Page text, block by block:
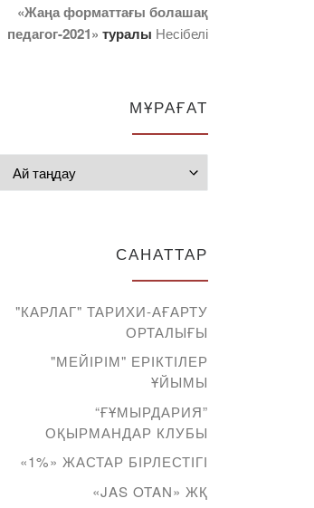
«Жаңа форматтағы болашақ
педагог-2021» туралы Несібелі
МҰРАҒАТ
САНАТТАР
"КАРЛАГ" ТАРИХИ-АҒАРТУ
ОРТАЛЫҒЫ
"МЕЙІРІМ" ЕРІКТІЛЕР
ҰЙЫМЫ
“ҒҰМЫРДАРИЯ”
ОҚЫРМАНДАР КЛУБЫ
«1%» ЖАСТАР БІРЛЕСТІГІ
«JAS OTAN» ЖҚ